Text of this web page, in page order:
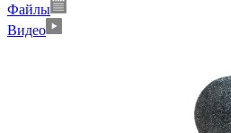
Файлы
Видео